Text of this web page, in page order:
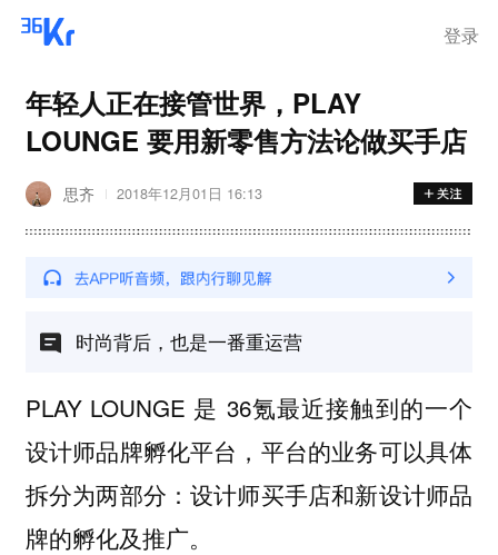
登录
年轻人正在接管世界，PLAY
LOUNGE 要用新零售方法论做买手店
思齐 2018年12月01日 16:13
时尚背后，也是一番重运营
PLAY LOUNGE 是 36氪最近接触到的一个
设计师品牌孵化平台，平台的业务可以具体
拆分为两部分：设计师买手店和新设计师品
牌的孵化及推广。